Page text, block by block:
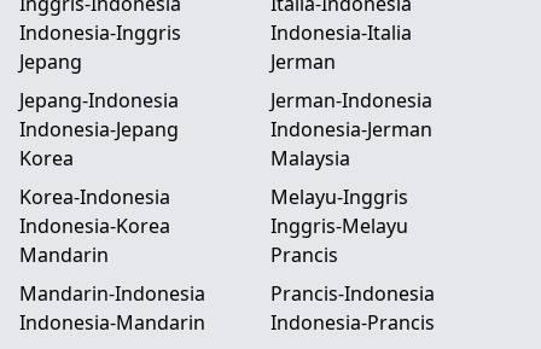
Indonesia-Inggris
Indonesia-Italia
Jepang
Jepang-Indonesia
Indonesia-Jepang
Jerman
Jerman-Indonesia
Indonesia-Jerman
Korea
Korea-Indonesia
Indonesia-Korea
Malaysia
Melayu-Inggris
Inggris-Melayu
Mandarin
Mandarin-Indonesia
Indonesia-Mandarin
Prancis
Prancis-Indonesia
Indonesia-Prancis